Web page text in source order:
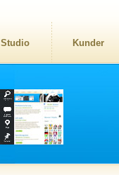
Studio Kunder